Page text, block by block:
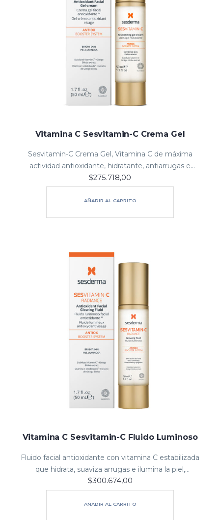
Vitamina C Sesvitamin-C Crema Gel
Sesvitamin-C Crema Gel, Vitamina C de máxima
actividad antioxidante, hidratante, antiarrugas e
iluminadora, que devuelve a tu piel su vitalidad y luz
natural.
Combate la piel apagada y sin brillo, recupera…
$275.718,00
AÑADIR AL CARRITO
Vitamina C Sesvitamin-C Fluido Luminoso
Fluido facial antioxidante con vitamina C estabilizada
que hidrata, suaviza arrugas e ilumina la piel,
devolviéndole su vitalidad y un aspecto radiante.
Sus pigmentos luminosos aportan un efecto glow
inmediato, dejando…
$300.674,00
AÑADIR AL CARRITO